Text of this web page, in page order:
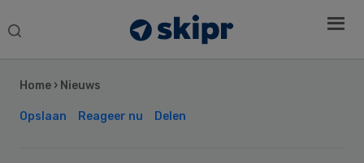
Search
Home › Nieuws
Opslaan Reageer nu Delen
Sidebar